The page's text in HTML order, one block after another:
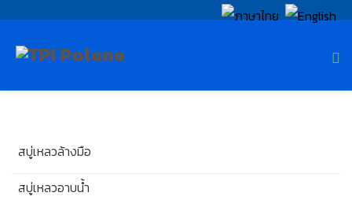
สบู่เหลวล้างมือ
สบู่เหลวอาบน้ำ